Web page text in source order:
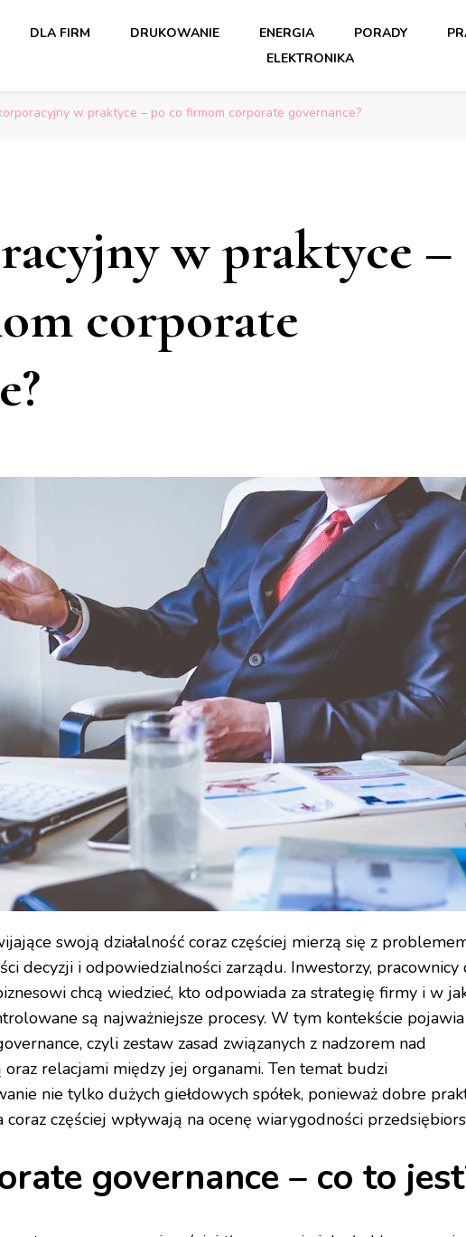
DLA FIRM DRUKOWANIE ENERGIA PORADY
ELEKTRONIKA
w praktyce – po co firmom corporate governance?
w praktyce –
corporate
swoją działalność coraz częściej mierzą się z
decyzji i odpowiedzialności zarządu. Inwestorzy, pracownicy
chcą wiedzieć, kto odpowiada za strategię firmy i w
są najważniejsze procesy. W tym kontekście
czyli zestaw zasad związanych z nadzorem nad
oraz relacjami między jej organami. Ten temat budzi
nie tylko dużych giełdowych spółek, ponieważ dobre
coraz częściej wpływają na ocenę wiarygodności
governance – co to